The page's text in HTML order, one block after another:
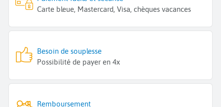
Carte bleue, Mastercard, Visa, chèques vacances
Besoin de souplesse
Possibilité de payer en 4x
Remboursement